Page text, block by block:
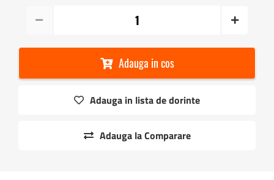
Adauga in cos
Adauga in lista de dorinte
Adauga la Comparare